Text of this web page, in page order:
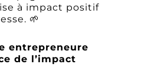
à impact positif
🌱
entrepreneure
de l’impact